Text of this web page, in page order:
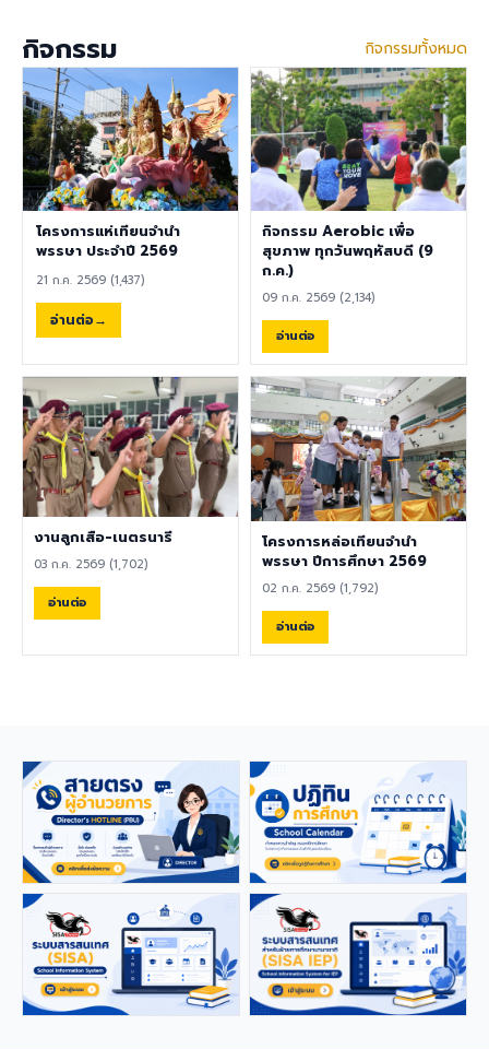
เดือน 30,000 – 40,000
บาท เงินช่วยเหลือค่าที่พัก
6,500 บาท/เดือน สวัสดิการ
การต่ออายุ Visa และ Work
Permit ประกันสุขภาพเอกชน
คุณสมบัติประจำตำแหน่ง สำเร็จ
การศึกษาระดับปริญญาตรี ใน
สาขาวิชาคณิตศาสตร์ ภาษา
อังกฤษ วิทยาศาสตร์
สังคมศึกษา สุขศึกษา/
พลศึกษา ศิลปะ หรือสาขาอื่นที่
เป็นภาษาแม่ (Native English
Speaker) หรือหากไม่ใช่เจ้าของ
ภาษาอังกฤษ TOEIC ไม่ต่ำกว่า
785 คะแนน หากมีประสบการณ์
ด้านการจัดการเรียนการสอนจะ
ได้รับการพิจารณาเป็นพิเศษ
เอกสารประกอบการสมัครและ
การติดต่อ ผู้สนใจสามารถส่ง
ประวัติส่วนตัว (CV), สำเนา
หนังสือเดินทาง (Passport),
สำเนาใบปริญญาบัตร, เอกสาร
รับรองอื่น ๆ ที่เกี่ยวข้อง พร้อม
ทั้งวิดีโอแนะนำตัวสั้น ๆ (Short
Introduction Video) ได้ที่
applications from qualified
foreign educators for
teaching positions
covering Kindergarten,
Primary, and High School
levels. Benefits Monthly
Salary: 30,000 – 40,000
THB Housing Allowance:
6,500 THB Full assistance
with Visa and Work Permit
extensions Private Health
Insurance cover
กิจกรรม กิจกรรมทั้งหมด
โครงการแห่เทียนจำนำ
พรรษา ประจำปี 2569
21 ก.ค. 2569 (1,437)
อ่านต่อ
กิจกรรม Aerobic เพื่อ
สุขภาพ ทุกวันพฤหัสบดี (9
ก.ค.)
09 ก.ค. 2569 (2,134)
อ่านต่อ
งานลูกเสือ-เนตรนารี
03 ก.ค. 2569 (1,702)
อ่านต่อ
โครงการหล่อเทียนจำนำ
พรรษา ปีการศึกษา 2569
02 ก.ค. 2569 (1,792)
อ่านต่อ